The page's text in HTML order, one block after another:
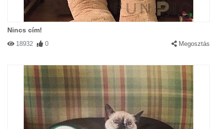
Nincs cím!
18932 0 Megosztás